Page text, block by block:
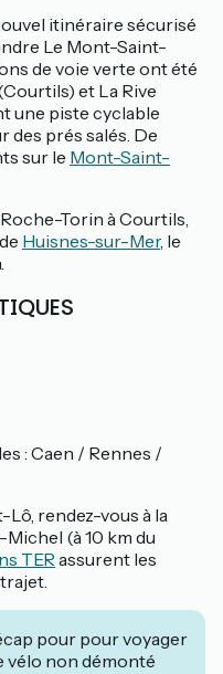
itinéraire sécurisé
Le Mont-Saint-
de voie verte ont été
et La Rive
une piste cyclable
des prés salés. De
sur le Mont-Saint-
Torin à Courtils,
Huisnes-sur-Mer, le
: Caen / Rennes /
rendez-vous à la
(à 10 km du
TERassurent les
pour pour voyager
vélo non démonté